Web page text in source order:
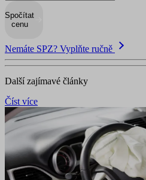
Spočítat
cenu
Nemáte SPZ? Vyplňte ručně
Další zajímavé články
Číst více